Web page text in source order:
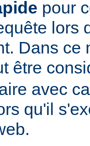
pour
lors
Dans ce
être
avec
qu'il